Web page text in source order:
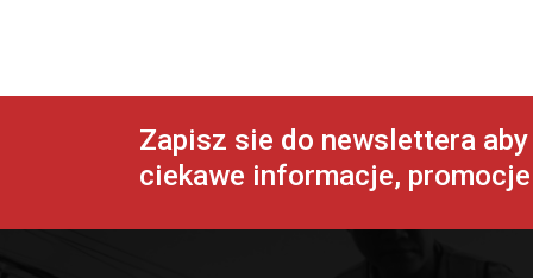
Zapisz sie do newslettera
ciekawe informacje,